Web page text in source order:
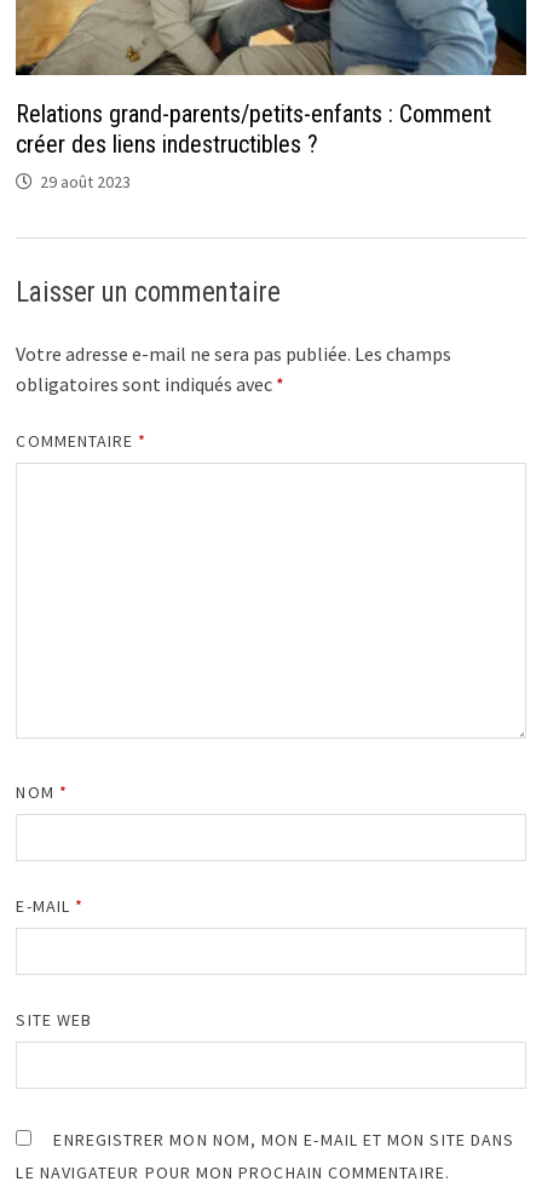
Relations grand-parents/petits-enfants : Comment
créer des liens indestructibles ?
29 août 2023
Laisser un commentaire
Votre adresse e-mail ne sera pas publiée. Les champs
obligatoires sont indiqués avec *
COMMENTAIRE *
NOM *
E-MAIL *
SITE WEB
ENREGISTRER MON NOM, MON E-MAIL ET MON SITE DANS
LE NAVIGATEUR POUR MON PROCHAIN COMMENTAIRE.